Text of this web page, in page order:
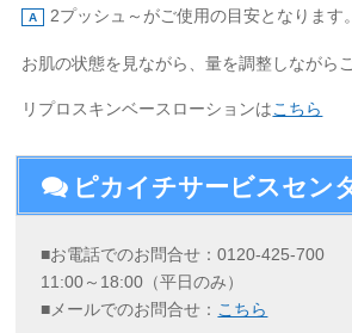
2プッシュ～がご使用の目安となります。
お肌の状態を見ながら、量を調整しながら
リプロスキンベースローションはこちら
ピカイチサービスセン
■お電話でのお問合せ：0120-425-700
11:00～18:00（平日のみ）
■メールでのお問合せ： こちら